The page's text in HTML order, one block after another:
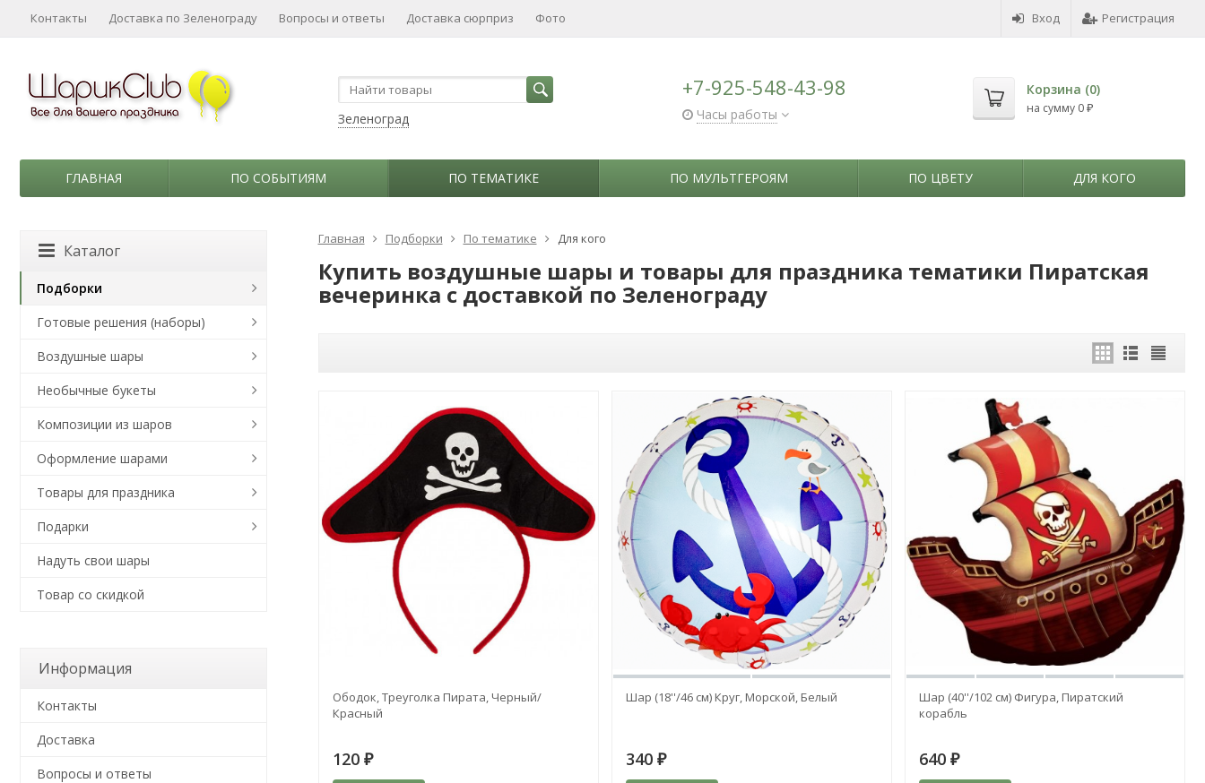
Вход Регистрация
Контакты Доставка по Зеленограду Вопросы и ответы Доставка сюрприз Фото
Зеленоград
+7-925-548-43-98
Часы работы
Корзина (0)
на сумму 0 ₽
ГЛАВНАЯ ПО СОБЫТИЯМ ПО ТЕМАТИКЕ ПО МУЛЬТГЕРОЯМ ПО ЦВЕТУ ДЛЯ КОГО
Главная Подборки По тематике Для кого
Купить воздушные шары и товары для праздника тематики Пиратская
вечеринка с доставкой по Зеленограду
Ободок, Треуголка Пирата, Черный/
Красный
120 ₽
Шар (18''/46 см) Круг, Морской, Белый
340 ₽
Шар (40''/102 см) Фигура, Пиратский
корабль
640 ₽
Каталог
Подборки
Готовые решения (наборы)
Воздушные шары
Необычные букеты
Композиции из шаров
Оформление шарами
Товары для праздника
Подарки
Надуть свои шары
Товар со скидкой
Информация
Контакты
Доставка
Вопросы и ответы